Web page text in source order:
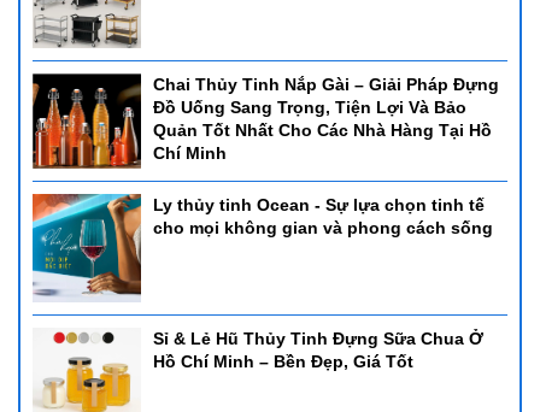
Chai Thủy Tinh Nắp Gài – Giải Pháp Đựng
Đồ Uống Sang Trọng, Tiện Lợi Và Bảo
Quản Tốt Nhất Cho Các Nhà Hàng Tại Hồ
Chí Minh
Ly thủy tinh Ocean - Sự lựa chọn tinh tế
cho mọi không gian và phong cách sống
Sỉ & Lẻ Hũ Thủy Tinh Đựng Sữa Chua Ở
Hồ Chí Minh – Bền Đẹp, Giá Tốt